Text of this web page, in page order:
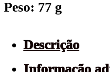
Peso: 77 g
Descrição
Informação